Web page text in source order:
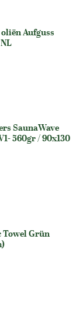
Aufguss
SaunaWave
560gr / 90x130
Grün